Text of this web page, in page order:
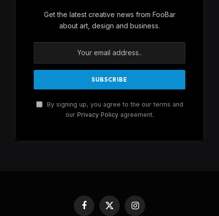
Get the latest creative news from FooBar
about art, design and business.
By signing up, you agree to the our terms and
our Privacy Policyagreement.
Facebook
X
Instagram